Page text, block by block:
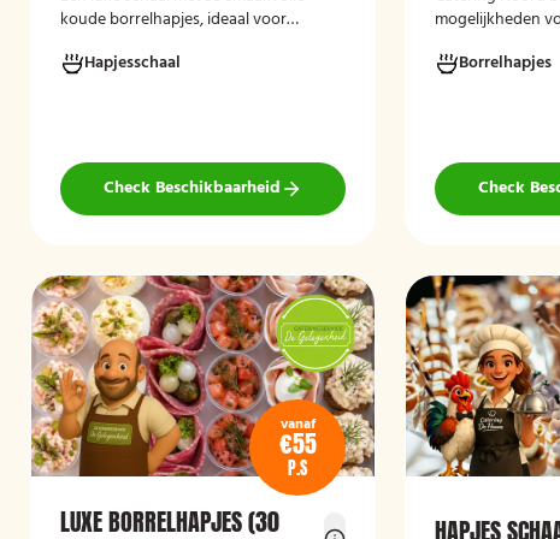
koude borrelhapjes, ideaal voor
Vers bereid, representatief
Hapjesschaal
Check Beschikbaarheid
mogelijkheden
mogelijkheden.
Borrelhapjes
Check
vanaf
€55
P.S
LUXE BORRELHAPJES (30
HAPJES